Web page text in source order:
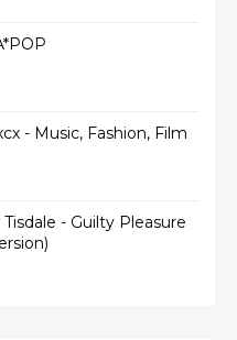
- Music, Fashion, Film
- Guilty Pleasure